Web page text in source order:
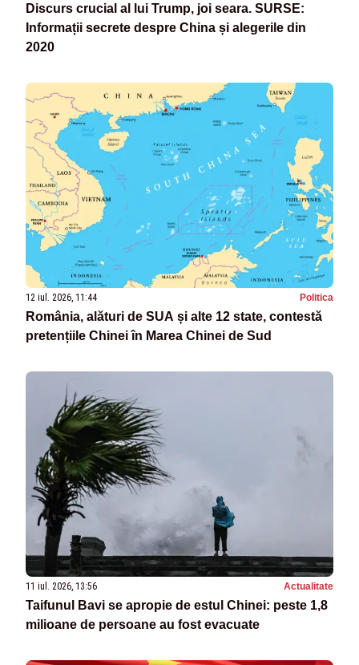
Discurs crucial al lui Trump, joi seara. SURSE:
Informații secrete despre China și alegerile din
2020
12 iul. 2026, 11:44 Politica
România, alături de SUA și alte 12 state, contestă
pretențiile Chinei în Marea Chinei de Sud
11 iul. 2026, 13:56 Actualitate
Taifunul Bavi se apropie de estul Chinei: peste 1,8
milioane de persoane au fost evacuate